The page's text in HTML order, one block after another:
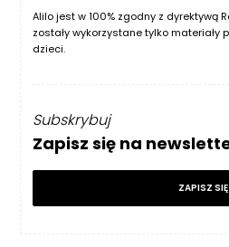
Alilo jest w 100% zgodny z dyrektywą
zostały wykorzystane tylko materiały
dzieci.
Subskrybuj
Zapisz się na
ZAPISZ SIĘ